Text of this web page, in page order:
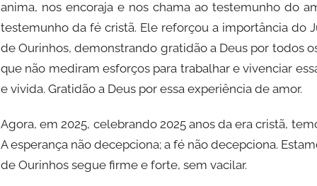
anima, nos encoraja e nos chama ao testemunho do
testemunho da fé cristã. Ele reforçou a importância do
de Ourinhos, demonstrando gratidão a Deus por todos
que não mediram esforços para trabalhar e vivenciar
e vivida. Gratidão a Deus por essa experiência de amor.
Agora, em 2025, celebrando 2025 anos da era cristã,
A esperança não decepciona; a fé não decepciona.
de Ourinhos segue firme e forte, sem vacilar.